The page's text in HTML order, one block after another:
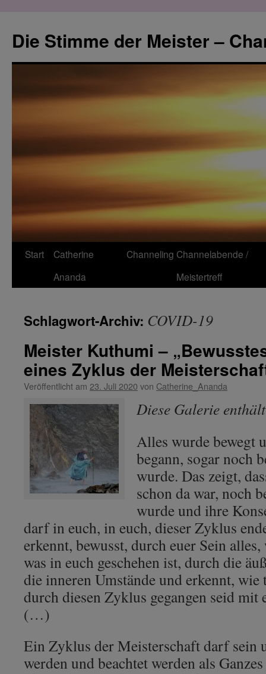
springen
Die Stimme der Meister –
Start
Catherine
Ananda
Channeling Channelabende /
Meistertreff
Schlagwort-Archiv: COVID-19
Meister Kuthumi –
eines Zyklus der
Veröffentlicht am 23. Juli 2020 von Catherine_Ananda
Diese Galerie
Alles wurde bewegt
begann, sogar noch
wurde. Das zeigt,
schon da war, noch
wurde und ihre
darf in euch, in euch, dieser Zyklus
erkennt, bewusst, durch euer Sein
was in euch geschehen ist, durch die
die inneren Umstände und erkennt,
durch diesen Zyklus gegangen seid mit
(…)
Ein Zyklus der Meisterschaft darf sein
werden und beachtet werden als